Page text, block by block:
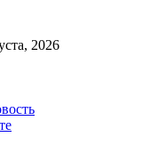
2026